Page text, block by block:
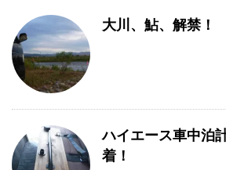
大川、鮎、解禁！
ハイエース車中泊
着！